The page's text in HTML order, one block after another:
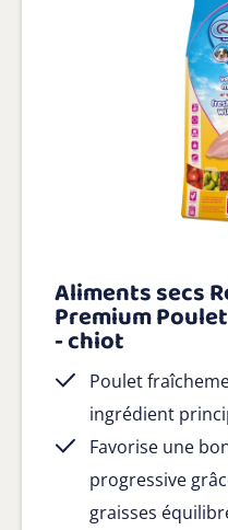
Aliments secs
Premium
- chiot
Poulet
ingrédient
Favorise une
progressive
graisses